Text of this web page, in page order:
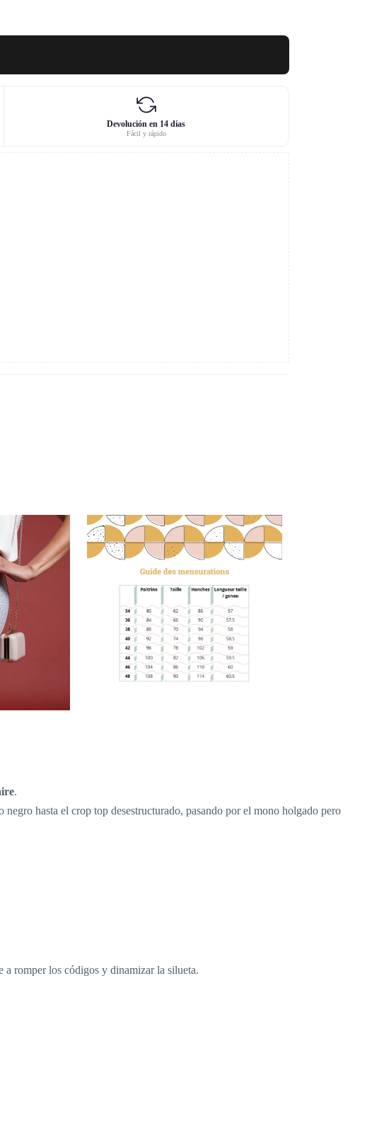
Devolución en 14 días
Fácil y rápido
.
hasta el crop top desestructurado, pasando por el mono holgado pero
a romper los códigos y dinamizar la silueta.